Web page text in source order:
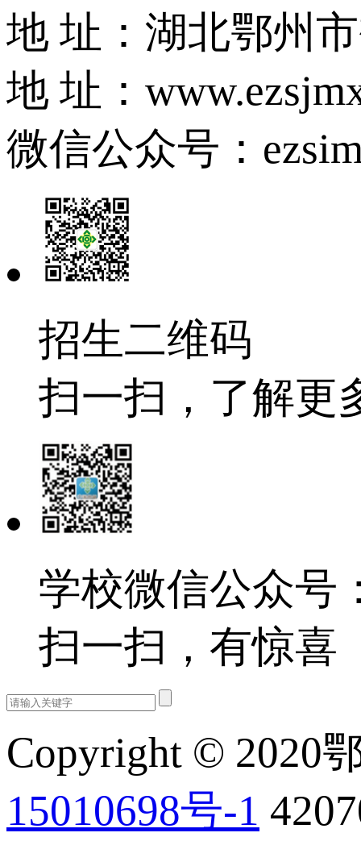
地 址：湖北鄂州
地 址：
微信公众号：
招生二维码
扫一扫，了解更
学校微信公众号
扫一扫，有惊喜
Copyright © 2020
15010698号-1